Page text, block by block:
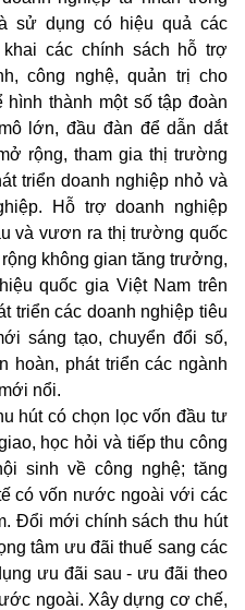
sử dụng có hiệu quả các
các chính sách hỗ trợ
công nghệ, quản trị cho
thành một số tập đoàn
lớn, đầu đàn để dẫn dắt
rộng, tham gia thị trường
triển doanh nghiệp nhỏ và
Hỗ trợ doanh nghiệp
và vươn ra thị trường quốc
không gian tăng trưởng,
quốc gia Việt Nam trên
triển các doanh nghiệp tiêu
sáng tạo, chuyển đổi số,
hoàn, phát triển các ngành
nổi.
hút có chọn lọc vốn đầu tư
học hỏi và tiếp thu công
sinh về công nghệ; tăng
có vốn nước ngoài với các
Đổi mới chính sách thu hút
tâm ưu đãi thuế sang các
ưu đãi sau - ưu đãi theo
ngoài. Xây dựng cơ chế,